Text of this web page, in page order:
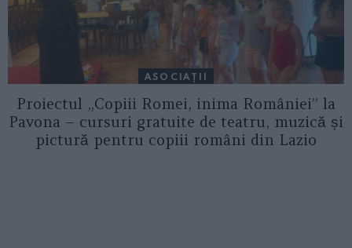
ASOCIAŢII
Proiectul „Copiii Romei, inima României” la
Pavona – cursuri gratuite de teatru, muzică și
pictură pentru copiii români din Lazio